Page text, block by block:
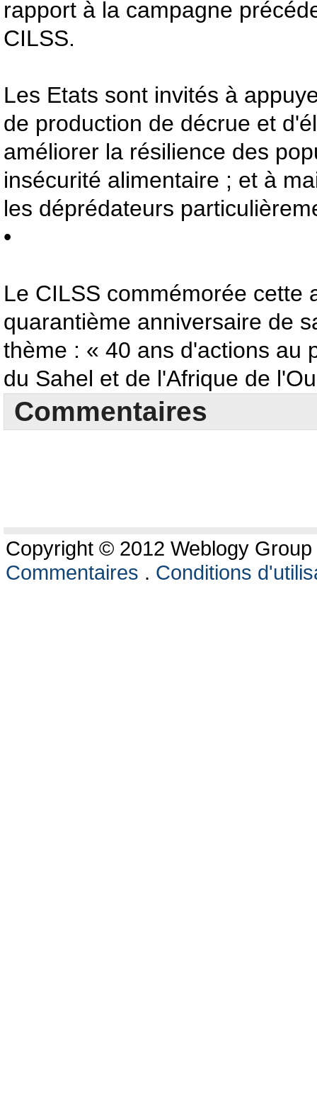
rapport à la campagne
CILSS.
Les Etats sont invités à
de production de décrue et
améliorer la résilience des
insécurité alimentaire ; et à
les déprédateurs
•
Le CILSS commémorée cette
quarantième anniversaire de
thème : « 40 ans d'actions au
du Sahel et de l'Afrique de
Commentaires
Copyright © 2012 Weblogy
Commentaires . Conditions